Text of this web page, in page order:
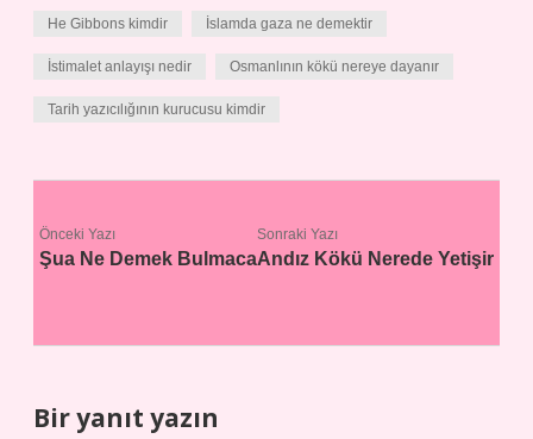
He Gibbons kimdir İslamda gaza ne demektir
İstimalet anlayışı nedir Osmanlının kökü nereye dayanır
Tarih yazıcılığının kurucusu kimdir
Önceki Yazı
Şua Ne Demek Bulmaca
Sonraki Yazı
Andız Kökü Nerede Yetişir
Bir yanıt yazın